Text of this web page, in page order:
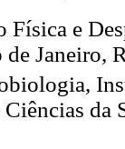
Física e
Janeiro,
da